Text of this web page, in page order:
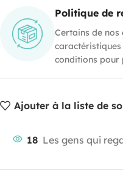
Politique de
Certains de nos
conditions pour
Ajouter à la liste de
18 Les gens qui